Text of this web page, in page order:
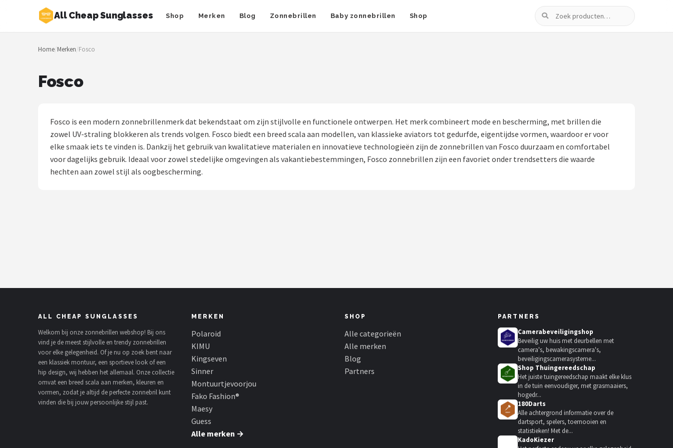
All Cheap Sunglasses Shop Merken Blog Zonnebrillen Baby zonnebrillen Shop
Zoeken
Zoeken
NAVIGATIE
Zonnebrillen
Baby zonnebrillen
Montuurtjevoorjou
Fako Fashion®
Maesy
Guess
Home/Merken/Fosco
Fosco
Fosco is een modern zonnebrillenmerk dat bekendstaat om zijn stijlvolle en functionele ontwerpen. Het merk combineert mode en bescherming, met brillen die
zowel UV-straling blokkeren als trends volgen. Fosco biedt een breed scala aan modellen, van klassieke aviators tot gedurfde, eigentijdse vormen, waardoor er voor
elke smaak iets te vinden is. Dankzij het gebruik van kwalitatieve materialen en innovatieve technologieën zijn de zonnebrillen van Fosco duurzaam en comfortabel
voor dagelijks gebruik. Ideaal voor zowel stedelijke omgevingen als vakantiebestemmingen, Fosco zonnebrillen zijn een favoriet onder trendsetters die waarde
hechten aan zowel stijl als oogbescherming.
ALL CHEAP SUNGLASSES
Welkom bij onze zonnebrillen webshop! Bij ons
vind je de meest stijlvolle en trendy zonnebrillen
voor elke gelegenheid. Of je nu op zoek bent naar
een klassiek montuur, een sportieve look of een
hip design, wij hebben het allemaal. Onze collectie
omvat een breed scala aan merken, kleuren en
vormen, zodat je altijd de perfecte zonnebril kunt
vinden die bij jouw persoonlijke stijl past.
MERKEN
Polaroid
KIMU
Kingseven
Sinner
Montuurtjevoorjou
Fako Fashion®
Maesy
Guess
Alle merken →
SHOP
Alle categorieën
Alle merken
Blog
Partners
PARTNERS
Camerabeveiligingshop
Beveilig uw huis met deurbellen met
camera's, bewakingscamera's,
beveiligingscamerasysteme...
Shop Thuingereedschap
Het juiste tuingereedschap maakt elke klus
in de tuin eenvoudiger, met grasmaaiers,
hogedr...
180Darts
Alle achtergrond informatie over de
dartsport, spelers, toernooien en
statistieken! Met de...
KadoKiezer